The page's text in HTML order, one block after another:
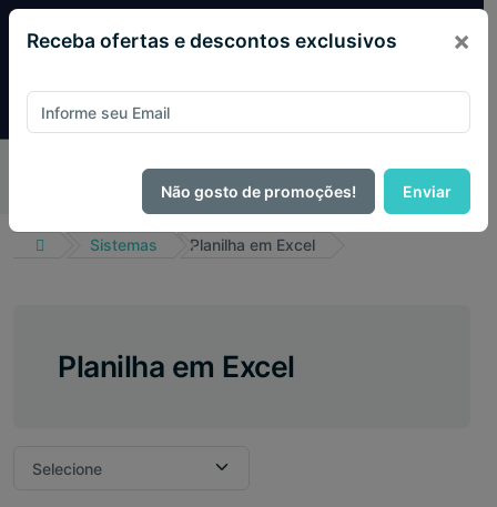
PIX e ganhe 14% OFF em todo o site no mês
de Agosto.
Sistemas Planilha em Excel
Planilha em Excel
Receba ofertas e descontos exclusivos ×
Não gosto de promoções! Enviar